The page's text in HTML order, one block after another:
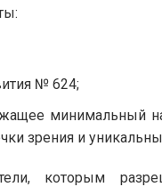
№ 624;
минимальный
зрения и
которым